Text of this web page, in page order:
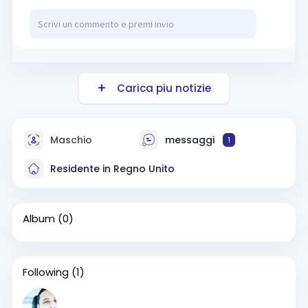
Carica piu notizie
Maschio messaggi 1
Residente in Regno Unito
Album (0)
Following (1)